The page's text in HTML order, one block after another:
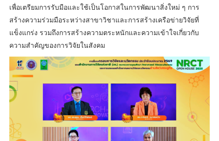
เพื่อเตรียมการรับมือและใช้เป็นโอกาสในการพัฒนาสิ่งใหม่ ๆ การ
สร้างความร่วมมือระหว่างสาขาวิชาและการสร้างเครือข่ายวิจัยที่
แข็งแกร่ง รวมถึงการสร้างความตระหนักและความเข้าใจเกี่ยวกับ
ความสำคัญของการวิจัยในสังคม